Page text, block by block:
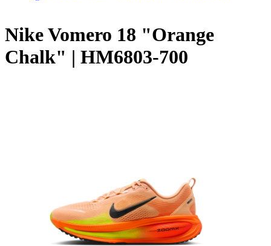
NikeVomero 18 "Orange
Chalk" | HM6803-700